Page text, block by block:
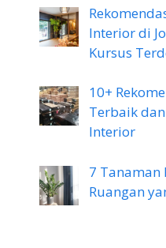
Interior di
Kursus
10+
Terbaik
Interior
7 Tanaman
Ruangan